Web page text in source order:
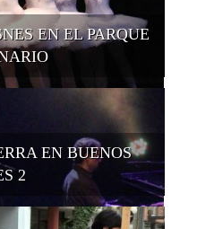
EN EL PARQUE
EN BUENOS
2